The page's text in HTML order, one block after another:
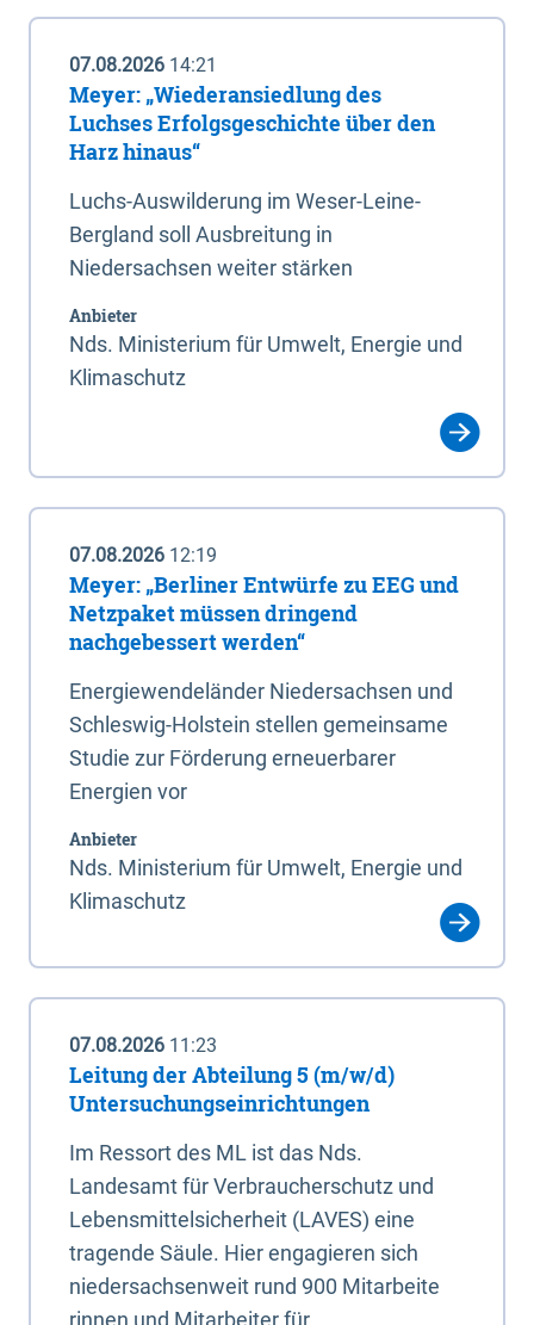
07.08.2026 14:21
Meyer: „Wiederansiedlung des
Luchses Erfolgsgeschichte über den
Harz hinaus“
Luchs-Auswilderung im Weser-Leine-
Bergland soll Ausbreitung in
Niedersachsen weiter stärken
Anbieter
Nds. Ministerium für Umwelt, Energie und
Klimaschutz
07.08.2026 12:19
Meyer: „Berliner Entwürfe zu EEG und
Netzpaket müssen dringend
nachgebessert werden“
Energiewendeländer Niedersachsen und
Schleswig-Holstein stellen gemeinsame
Studie zur Förderung erneuerbarer
Energien vor
Anbieter
Nds. Ministerium für Umwelt, Energie und
Klimaschutz
07.08.2026 11:23
Leitung der Abteilung 5 (m/w/d)
Untersuchungseinrichtungen
Im Ressort des ML ist das Nds.
Landesamt für Verbraucherschutz und
Lebensmittelsicherheit (LAVES) eine
tragende Säule. Hier engagieren sich
niedersachsenweit rund 900 Mitarbeite